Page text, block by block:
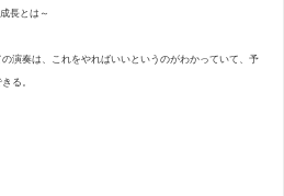
長とは～
演奏は、これをやればいいというのがわかっていて、予
る。